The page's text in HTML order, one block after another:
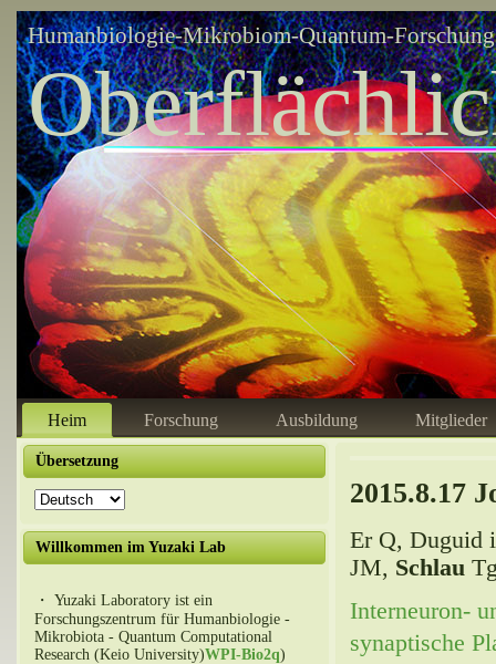
Humanbiologie-Mikrobiom-Quantum-
Heim Forschung Ausbildung Mitglieder
Übersetzung
Willkommen im Yuzaki Lab
・ Yuzaki Laboratory ist ein
Forschungszentrum für Humanbiologie -
Mikrobiota - Quantum Computational
Research (Keio University)WPI-Bio2q)
2015.8.17
Er Q, Duguid
JM, Schlau
Interneuron-
synaptische